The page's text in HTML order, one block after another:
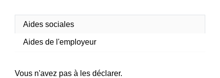
Aides sociales
Aides de l'employeur
Vous n'avez pas à les déclarer.